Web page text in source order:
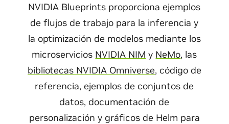
NVIDIA Blueprints proporciona ejemplos
de flujos de trabajo para la inferencia y
la optimización de modelos mediante los
microservicios NVIDIA NIM y NeMo, las
bibliotecas NVIDIA Omniverse, código de
referencia, ejemplos de conjuntos de
datos, documentación de
personalización y gráficos de Helm para